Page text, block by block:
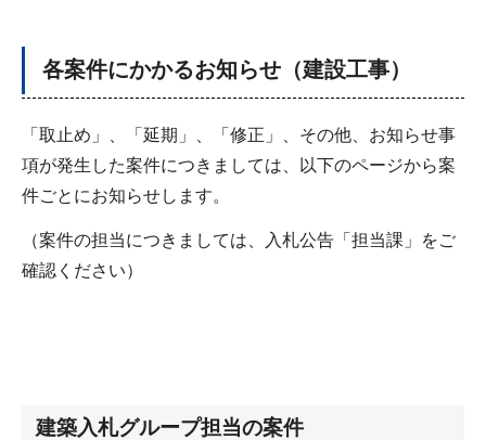
各案件にかかるお知らせ（建設工事）
「取止め」、「延期」、「修正」、その他、お知らせ事
項が発生した案件につきましては、以下のページから案
件ごとにお知らせします。
（案件の担当につきましては、入札公告「担当課」をご
確認ください）
建築入札グループ担当の案件